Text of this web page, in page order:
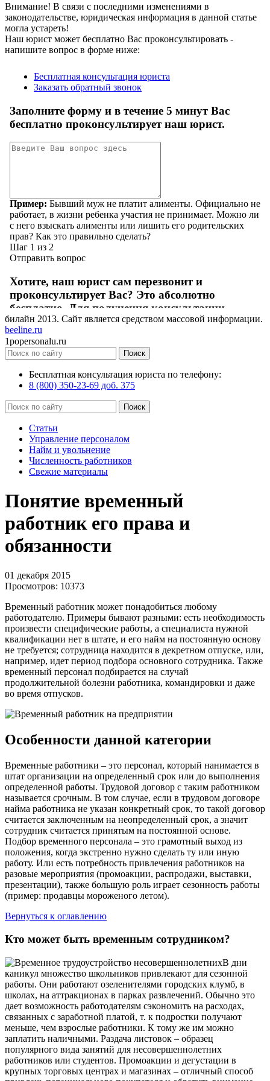
Внимание! В связи с последними изменениями в
законодательстве, юридическая информация в данной статье
могла устареть!
Наш юрист может бесплатно Вас проконсультировать -
напишите вопрос в форме ниже:
билайн 2013. Сайт является средством массовой информации.
beeline.ru
1popersonalu.ru
Бесплатная консультация юриста по телефону:
8 (800) 350-23-69 доб. 375
Статьи
Управление персоналом
Найм и увольнение
Численность работников
Свежие материалы
Понятие временный
работник его права и
обязанности
01 декабря 2015
Просмотров: 10373
Временный работник может понадобиться любому
работодателю. Примеры бывают разными: есть необходимость
произвести специфические работы, а специалиста нужной
квалификации нет в штате, и его найм на постоянную основу
не требуется; сотрудница находится в декретном отпуске, или,
например, идет период подбора основного сотрудника. Также
временный персонал подбирается на случай
продолжительной болезни работника, командировки и даже
во время отпусков.
Особенности данной категории
Временные работники – это персонал, который нанимается в
штат организации на определенный срок или до выполнения
определенной работы. Трудовой договор с таким работником
называется срочным. В том случае, если в трудовом договоре
найма работника не указан конкретный срок, то такой договор
считается заключенным на неопределенный срок, а значит
сотрудник считается принятым на постоянной основе.
Подбор временного персонала – это грамотный выход из
положения, когда экстренно нужно сделать ту или иную
работу. Или есть потребность привлечения работников на
разовые мероприятия (промоакции, распродажи, выставки,
презентации), также большую роль играет сезонность работы
(пример: продавцы мороженого летом).
Вернуться к оглавлению
Кто может быть временным сотрудником?
В дни
каникул множество школьников привлекают для сезонной
работы. Они работают озеленителями городских клумб, в
школах, на аттракционах в парках развлечений. Обычно это
дает возможность работодателям сэкономить на расходах,
связанных с заработной платой, т. к подростки получают
меньше, чем взрослые работники. К тому же им можно
заплатить наличными. Раздача листовок – образец
популярного вида занятий для несовершеннолетних
работников или студентов. Промоакции и дегустации в
крупных торговых центрах и магазинах – отличный способ